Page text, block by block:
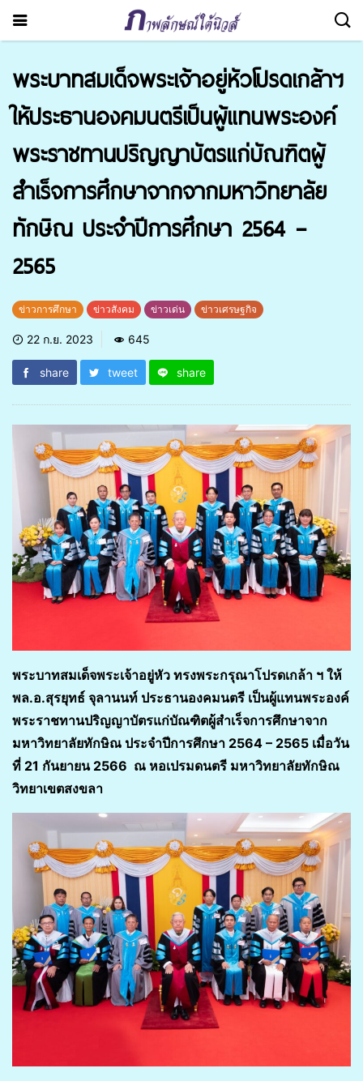
พระบาทสมเด็จพระเจ้าอยู่หัวโปรดเกล้าฯ
ให้ประธานองคมนตรีเป็นผู้แทนพระองค์
พระราชทานปริญญาบัตรแก่บัณฑิตผู้
สำเร็จการศึกษาจากจากมหาวิทยาลัย
ทักษิณ ประจำปีการศึกษา 2564 –
2565
ข่าวการศึกษา ข่าวสังคม ข่าวเด่น ข่าวเศรษฐกิจ
22 ก.ย. 2023 645
share tweet share
พระบาทสมเด็จพระเจ้าอยู่หัว ทรงพระกรุณาโปรดเกล้า ฯ ให้
พล.อ.สุรยุทธ์ จุลานนท์ ประธานองคมนตรี เป็นผู้แทนพระองค์
พระราชทานปริญญาบัตรแก่บัณฑิตผู้สำเร็จการศึกษาจาก
มหาวิทยาลัยทักษิณ ประจำปีการศึกษา 2564 – 2565 เมื่อวัน
ที่ 21 กันยายน 2566 ณ หอเปรมดนตรี มหาวิทยาลัยทักษิณ
วิทยาเขตสงขลา